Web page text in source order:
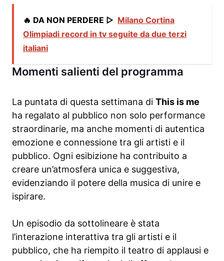
🔥 DA NON PERDERE ▷ Milano Cortina
Olimpiadi record in tv seguite da due terzi
italiani
Momenti salienti del programma
La puntata di questa settimana di This is me
ha regalato al pubblico non solo performance
straordinarie, ma anche momenti di autentica
emozione e connessione tra gli artisti e il
pubblico. Ogni esibizione ha contribuito a
creare un’atmosfera unica e suggestiva,
evidenziando il potere della musica di unire e
ispirare.
Un episodio da sottolineare è stata
l’interazione interattiva tra gli artisti e il
pubblico, che ha riempito il teatro di applausi e